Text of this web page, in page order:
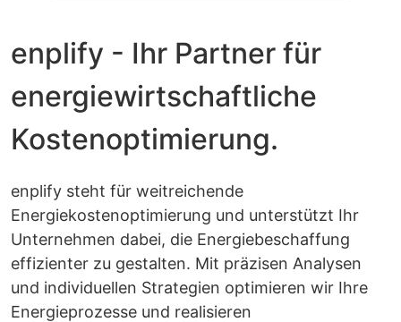
enplify - Ihr Partner für
energiewirtschaftliche
Kostenoptimierung.
enplify steht für weitreichende
Energiekostenoptimierung und unterstützt Ihr
Unternehmen dabei, die Energiebeschaffung
effizienter zu gestalten. Mit präzisen Analysen
und individuellen Strategien optimieren wir Ihre
Energieprozesse und realisieren